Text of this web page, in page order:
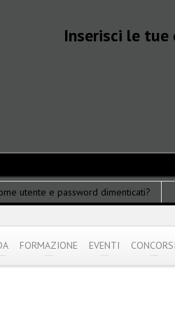
Inserisci le tue
utente e password dimenticati?
FORMAZIONE EVENTI CONCORSI